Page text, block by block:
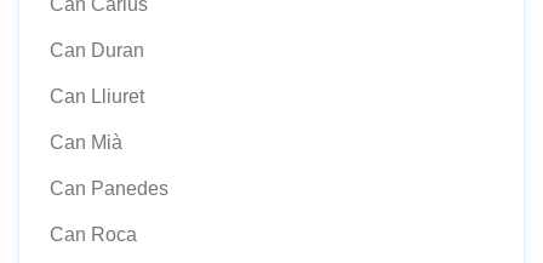
Can Carlus
Can Duran
Can Lliuret
Can Mià
Can Panedes
Can Roca